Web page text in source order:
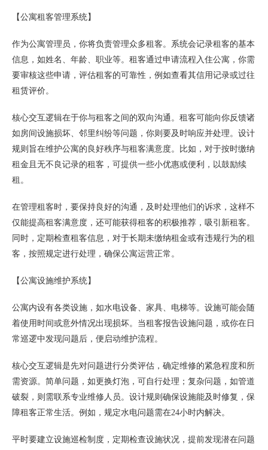
【公寓租客管理系统】
作为公寓管理员，你将负责管理众多租客。系统会记录租客的基本
信息，如姓名、年龄、职业等。租客通过申请流程入住公寓，你需
要审核这些申请，评估租客的可靠性，例如查看其信用记录或过往
租赁评价。
核心交互逻辑在于你与租客之间的双向沟通。租客可能向你反馈诸
如房间设施损坏、邻里纠纷等问题，你则要及时响应并处理。设计
规则旨在维护公寓的良好秩序与租客满意度。比如，对于按时缴纳
租金且无不良记录的租客，可提供一些小优惠或便利，以鼓励续
租。
在管理租客时，要保持良好的沟通，及时处理他们的诉求，这样不
仅能提高租客满意度，还可能获得租客的积极推荐，吸引新租客。
同时，定期检查租客信息，对于长期未缴纳租金或有违规行为的租
客，按照规定进行处理，确保公寓运营正常。
【公寓设施维护系统】
公寓内设有各类设施，如水电设备、家具、电梯等。设施可能会随
着使用时间或意外情况出现损坏。当租客报告设施问题，或你在日
常巡逻中发现问题后，便启动维护流程。
核心交互逻辑是先对问题进行分类评估，确定维修的紧急程度和所
需资源。简单问题，如更换灯泡，可自行处理；复杂问题，如管道
破裂，则需联系专业维修人员。设计规则确保设施能及时修复，保
障租客正常生活。例如，规定水电问题需在24小时内解决。
平时要建立设施巡检制度，定期检查设施状况，提前发现潜在问题